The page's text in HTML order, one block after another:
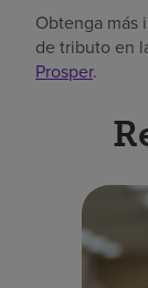
Obtenga más
de tributo en
Prosper.